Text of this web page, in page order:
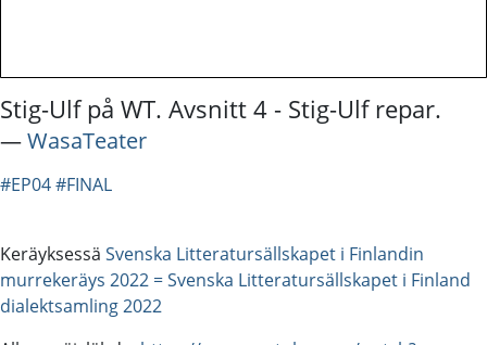
Stig-Ulf på WT. Avsnitt 4 - Stig-Ulf repar.
―WasaTeater
#EP04#FINAL
Keräyksessä Svenska Litteratursällskapet i Finlandin
murrekeräys 2022 = Svenska Litteratursällskapet i Finland
dialektsamling 2022